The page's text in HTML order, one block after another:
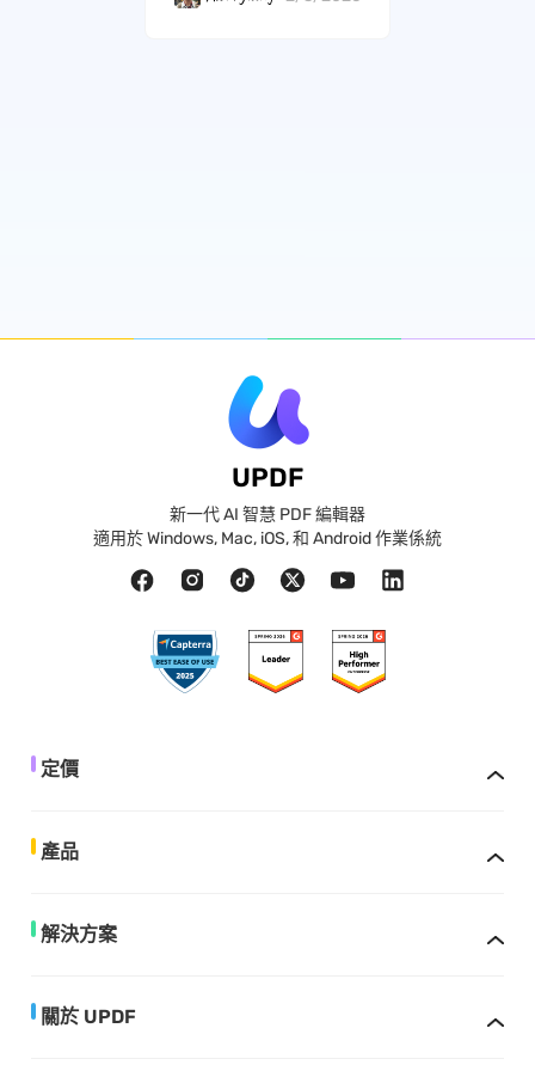
UPDF
新一代 AI 智慧 PDF 編輯器
適用於 Windows, Mac, iOS, 和 Android 作業係統
定價
產品
解決方案
關於 UPDF